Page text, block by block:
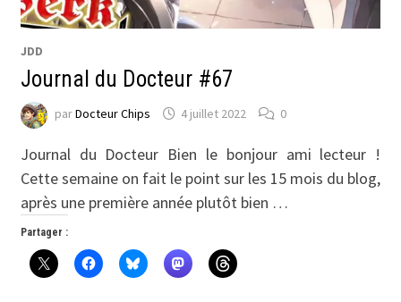
JDD
Journal du Docteur #67
parDocteur Chips 4 juillet 2022 0
Journal du Docteur Bien le bonjour ami lecteur !
Cette semaine on fait le point sur les 15 mois du blog,
après une première année plutôt bien …
Partager :